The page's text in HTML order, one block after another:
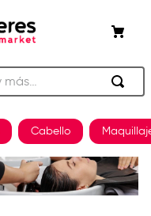
Cabello